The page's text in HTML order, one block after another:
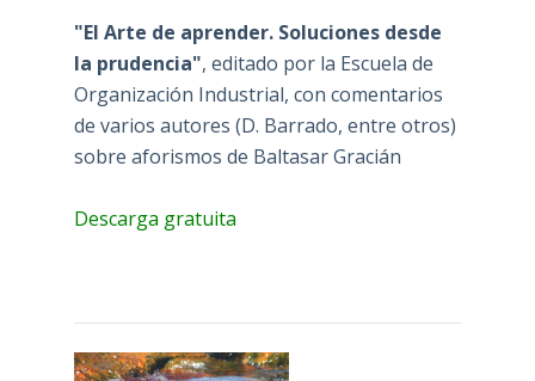
"El Arte de aprender. Soluciones desde
la prudencia", editado por la Escuela de
Organización Industrial, con comentarios
de varios autores (D. Barrado, entre otros)
sobre aforismos de Baltasar Gracián
Descarga gratuita